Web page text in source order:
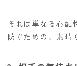
それは単なる心配
防ぐための、素晴